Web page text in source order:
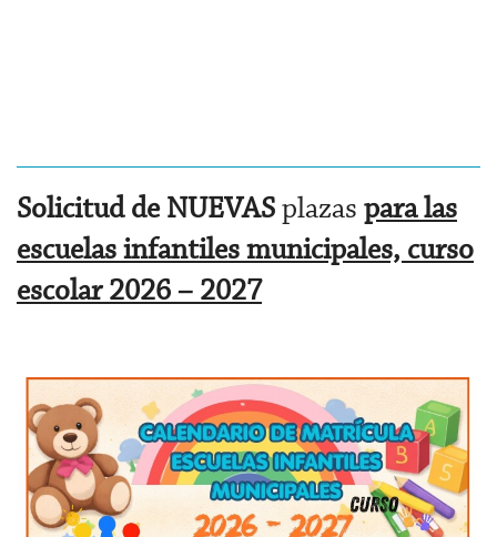
Solicitud de NUEVASplazas para las
escuelas infantiles municipales, curso
escolar 2026 – 2027